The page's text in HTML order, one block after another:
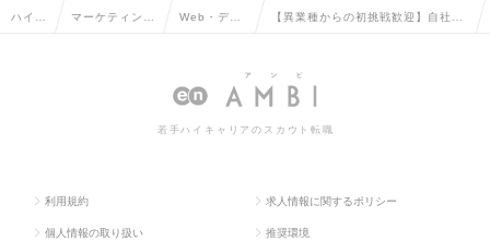
ハイク マーケティン Web・デジ
ティングの
【異業種からの初挑戦歓迎】自社メ
ィアディレクターを募集！の求人情
若手ハイキャリアのスカウト転職
利用規約 求人情報に関するポリシー
個人情報の取り扱い 推奨環境